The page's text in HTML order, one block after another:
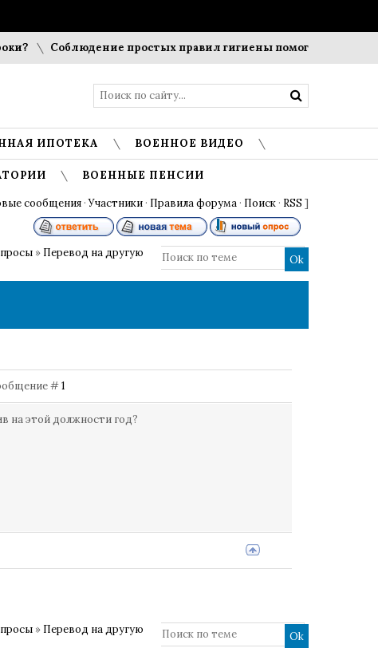
Соблюдение простых правил гигиены помогает
ИПОТЕКА ВОЕННОЕ ВИДЕО
ВОЕННЫЕ ПЕНСИИ
сообщения ·Участники · Правила форума · Поиск · RSS ]
» Перевод на другую
#1
на этой должности год?
» Перевод на другую